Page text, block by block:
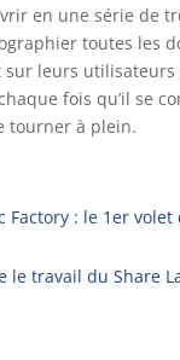
en une série de
toutes les
sur leurs
fois qu’il se
tourner à plein.
Factory : le 1er
le travail du Share